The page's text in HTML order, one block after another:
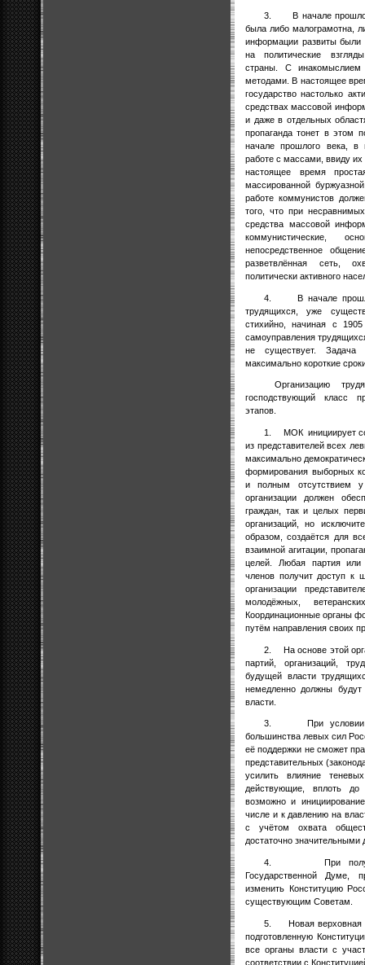
3.
В начале
была либо малограмотна,
информации развиты были
на политические
страны. С инакомыслием
методами. В настоящее
государство настолько
средствах массовой
и даже в отдельных
пропаганда тонет в этом
начале прошлого века, в
работе с массами, ввиду их
настоящее время
массированной
работе коммунистов
того, что при
средства массовой
коммунистические,
непосредственное
разветвлённая сеть,
политически активного
4.
В начале
трудящихся, уже
стихийно, начиная с
самоуправления
не существует.
максимально короткие
Организацию
господствующий класс
этапов.
1. МОК инициирует
из представителей всех
максимально
формирования выборных
и полным отсутствием
организации должен
граждан, так и целых
организаций, но
образом, создаётся для
взаимной агитации,
целей. Любая партия или
членов получит доступ к
организации
молодёжных,
Координационные органы
путём направления своих
2.
На основе этой
партий, организаций,
будущей власти
немедленно должны
власти.
3.
При
большинства левых сил
её поддержки не сможет
представительных
усилить влияние
действующие, вплоть
возможно и
числе и к давлению на
с учётом охвата
достаточно значительными
4.
При
Государственной Думе,
изменить Конституцию
существующим Советам.
5.
Новая
подготовленную
все органы власти с
соответствии с